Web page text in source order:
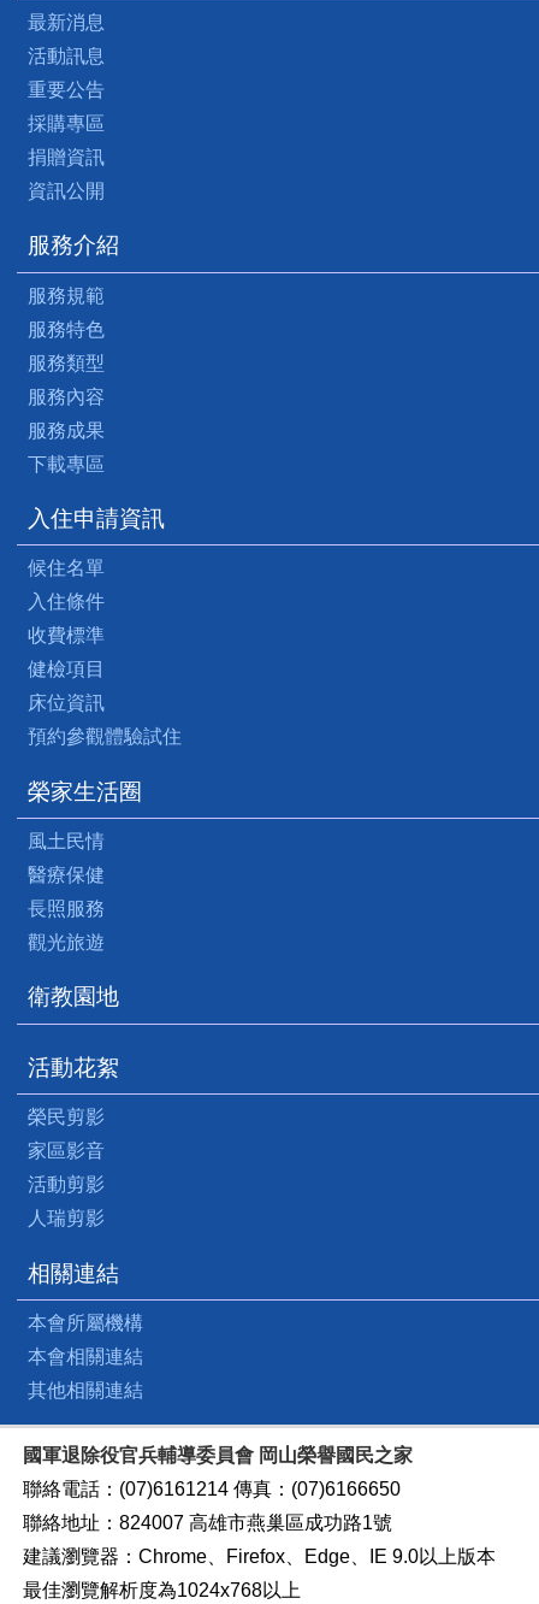
最新消息
活動訊息
重要公告
採購專區
捐贈資訊
資訊公開
服務介紹
服務規範
服務特色
服務類型
服務內容
服務成果
下載專區
入住申請資訊
候住名單
入住條件
收費標準
健檢項目
床位資訊
預約參觀體驗試住
榮家生活圈
風土民情
醫療保健
長照服務
觀光旅遊
衛教園地
活動花絮
榮民剪影
家區影音
活動剪影
人瑞剪影
相關連結
本會所屬機構
本會相關連結
其他相關連結
國軍退除役官兵輔導委員會 岡山榮譽國民之家
聯絡電話：(07)6161214 傳真：(07)6166650
聯絡地址：824007 高雄市燕巢區成功路1號
建議瀏覽器：Chrome、Firefox、Edge、IE 9.0以上版本
最佳瀏覽解析度為1024x768以上